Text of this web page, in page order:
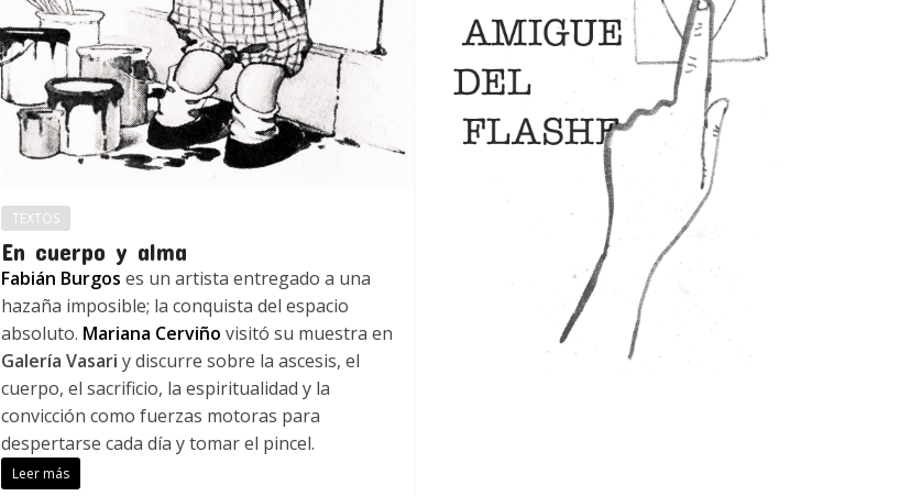
TEXTOS
En cuerpo y alma
Fabián Burgos es un artista entregado a una
hazaña imposible; la conquista del espacio
absoluto. Mariana Cerviño visitó su muestra en
Galería Vasari y discurre sobre la ascesis, el
cuerpo, el sacrificio, la espiritualidad y la
convicción como fuerzas motoras para
despertarse cada día y tomar el pincel.
Leer más